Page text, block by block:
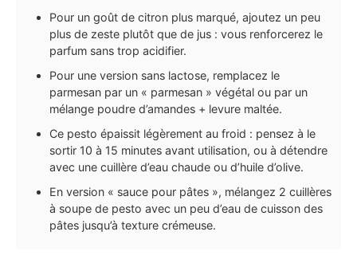
Pour un goût de citron plus marqué, ajoutez un peu
plus de zeste plutôt que de jus : vous renforcerez le
parfum sans trop acidifier.
Pour une version sans lactose, remplacez le
parmesan par un « parmesan » végétal ou par un
mélange poudre d’amandes + levure maltée.
Ce pesto épaissit légèrement au froid : pensez à le
sortir 10 à 15 minutes avant utilisation, ou à détendre
avec une cuillère d’eau chaude ou d’huile d’olive.
En version « sauce pour pâtes », mélangez 2 cuillères
à soupe de pesto avec un peu d’eau de cuisson des
pâtes jusqu’à texture crémeuse.